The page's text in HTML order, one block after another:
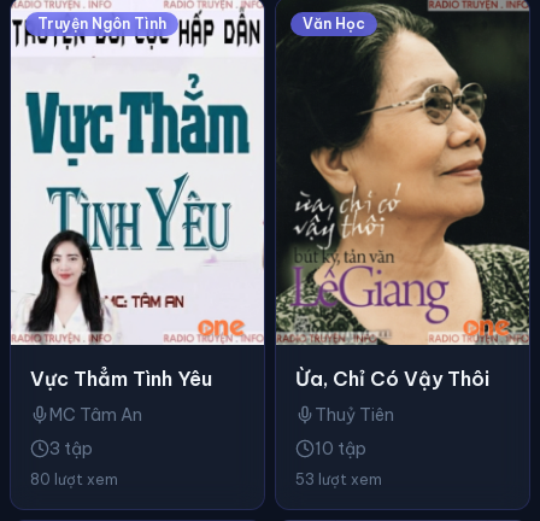
Truyện Ngôn Tình
Vực Thẳm Tình Yêu
MC Tâm An
3 tập
80 lượt xem
Văn Học
Ừa, Chỉ Có Vậy Thôi
Thuỷ Tiên
10 tập
53 lượt xem